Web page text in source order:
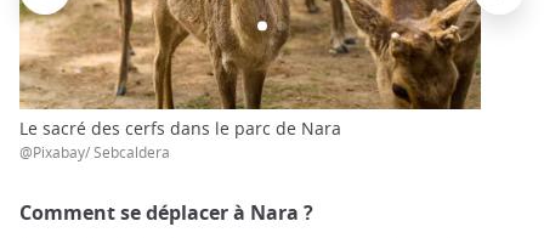
Le sacré des cerfs dans le parc de Nara
@Pixabay/ Sebcaldera
Comment se déplacer à Nara ?